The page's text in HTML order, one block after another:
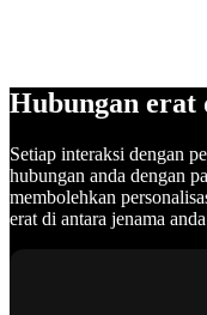
Hubungan erat
Setiap interaksi dengan
hubungan anda dengan
membolehkan
erat di antara jenama